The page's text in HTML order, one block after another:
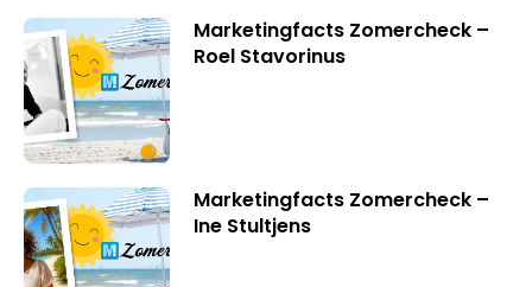
Marketingfacts Zomercheck –
Roel Stavorinus
Marketingfacts Zomercheck –
Ine Stultjens